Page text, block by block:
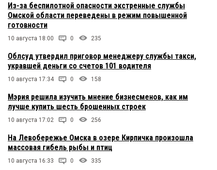
Из-за беспилотной опасности экстренные службы
Омской области переведены в режим повышенной
готовности
10 августа 18:00 0 235
Облсуд утвердил приговор менеджеру службы такси,
укравшей деньги со счетов 101 водителя
10 августа 17:34 0 158
Мэрия решила изучить мнение бизнесменов, как им
лучше купить шесть брошенных строек
10 августа 17:02 0 256
На Левобережье Омска в озере Кирпичка произошла
массовая гибель рыбы и птиц
10 августа 16:33 0 335